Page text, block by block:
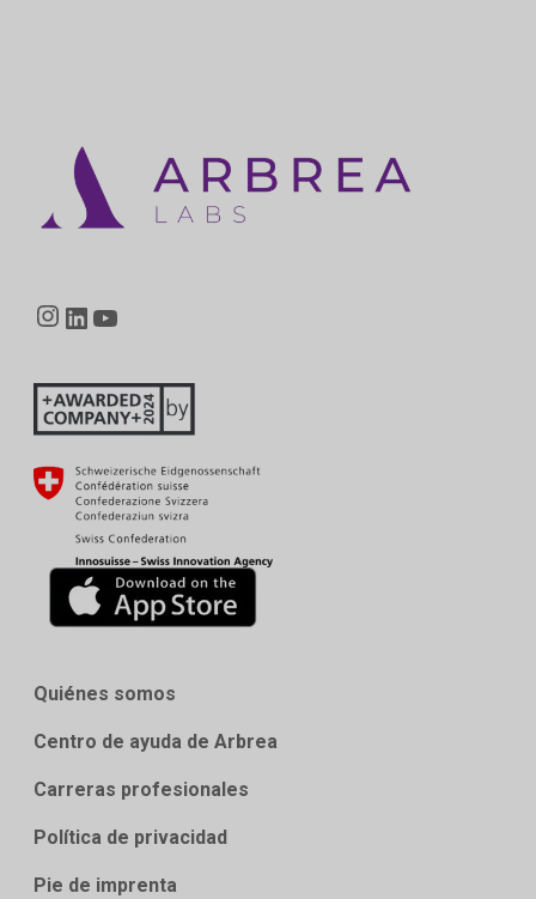
Instagram
LinkedIn
Quiénes somos
Centro de ayuda de Arbrea
Carreras profesionales
Política de privacidad
Pie de imprenta